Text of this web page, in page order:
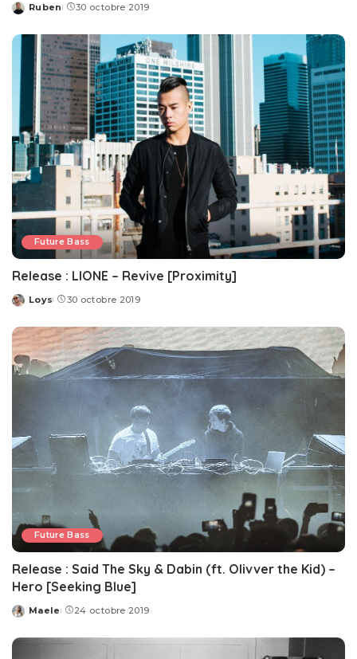
Posted
Ruben 30 octobre 2019
Future Bass
Release : LIONE – Revive [Proximity]
Posted
Loys 30 octobre 2019
Future Bass
Release : Said The Sky & Dabin (ft. Olivver the Kid) –
Hero [Seeking Blue]
Posted
Maele 24 octobre 2019